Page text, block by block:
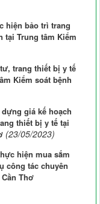
hiện bảo trì trang
tại Trung tâm Kiểm
trang thiết bị y tế
Kiểm soát bệnh
giá kế hoạch
thiết bị y tế tại
(23/05/2023)
hiện mua sắm
công tác chuyên
Thơ